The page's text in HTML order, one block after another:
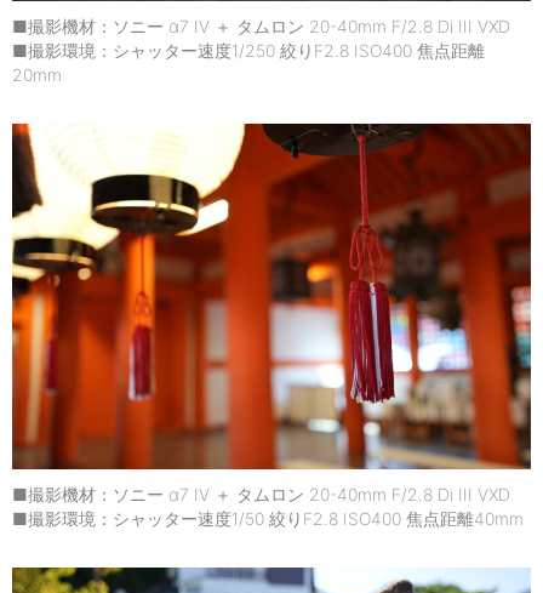
■撮影機材：ソニー α7 IV ＋ タムロン 20-40mm F/2.8 Di III VXD
■撮影環境：シャッター速度1/250 絞りF2.8 ISO400 焦点距離
20mm
■撮影機材：ソニー α7 IV ＋ タムロン 20-40mm F/2.8 Di III VXD
■撮影環境：シャッター速度1/50 絞りF2.8 ISO400 焦点距離40mm